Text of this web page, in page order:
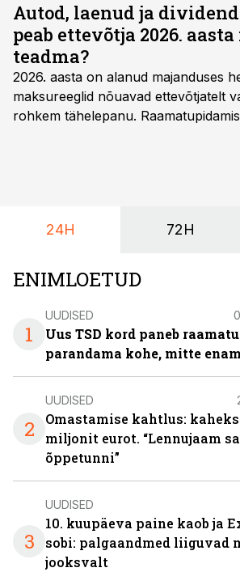
Autod, laenud ja
peab ettevõtja 2026.
teadma?
2026. aasta on alanud majanduses
maksureeglid nõuavad ettevõtjatelt
rohkem tähelepanu.
24H 72H
ENIMLOETUD
1
UUDISED
Uus TSD kord paneb
parandama kohe, mitte
2
UUDISED
Omastamise kahtlus:
miljonit eurot. “Lennujaam
õppetunni”
3
UUDISED
10. kuupäeva paine kaob ja
sobi: palgaandmed liiguvad
jooksvalt